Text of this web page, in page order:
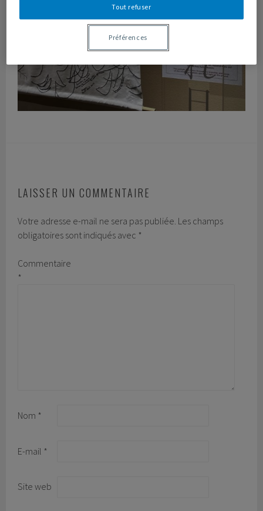
LAISSER UN COMMENTAIRE
Votre adresse e-mail ne sera pas publiée. Les champs
obligatoires sont indiqués avec *
Commentaire
*
Nom *
E-mail *
Site web
Tout refuser
Préférences